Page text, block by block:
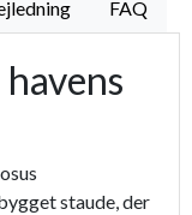
FAQ
staude, der